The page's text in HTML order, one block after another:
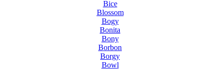
Bice
Blossom
Bogy
Bonita
Bony
Borbon
Borgy
Bowl